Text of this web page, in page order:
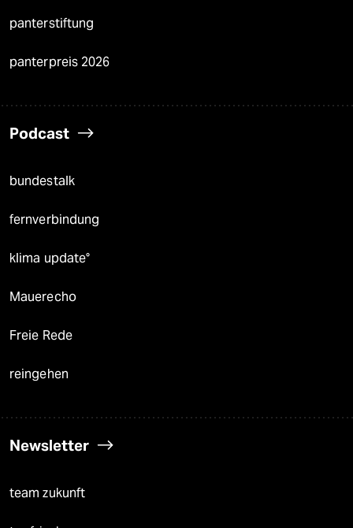
panterstiftung
panterpreis 2026
Podcast
bundestalk
fernverbindung
klima update°
Mauerecho
Freie Rede
reingehen
Newsletter
team zukunft